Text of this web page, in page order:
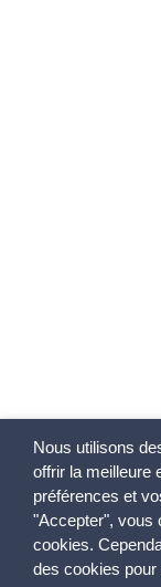
Nous utilisons
offrir la meilleure
préférences et
"Accepter", vous
cookies.
des cookies pour